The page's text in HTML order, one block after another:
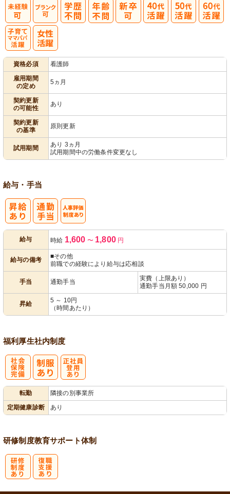
資格必須
看護師
雇用期間
の定め
5ヵ月
契約更新
の可能性
あり
契約更新
の基準
原則更新
試用期間
あり 3ヵ月
試用期間中の労働条件変更なし
給与・手当
給与 時給 1,600 〜 1,800円
給与の備考
■その他
前職での経験により給与は応相談
手当 通勤手当
実費（上限あり）
通勤手当月額 50,000 円
昇給
5 ～ 10円
（時間あたり）
福利厚生社内制度
転勤
隣接の別事業所
定期健康診断
あり
研修制度教育サポート体制